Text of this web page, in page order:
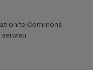
Commons
serwisu